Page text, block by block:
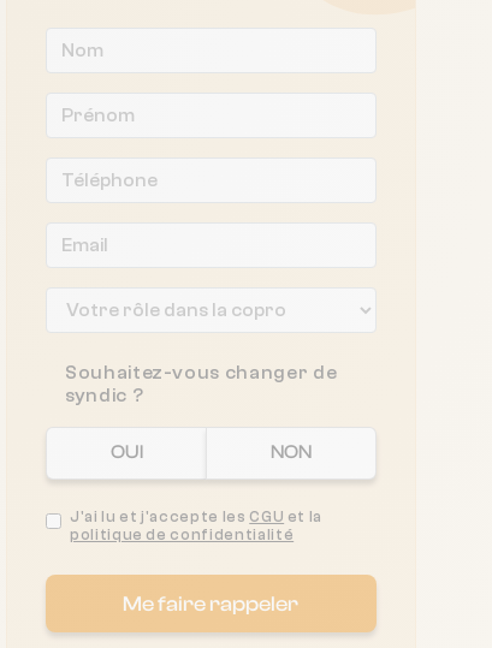
Souhaitez-vous changer de
syndic ?
OUI NON
J'ai lu et j'accepte les CGU et la
politique de confidentialité
Me faire rappeler